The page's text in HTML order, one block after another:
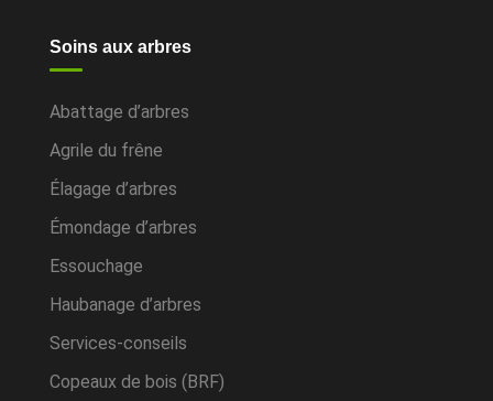
Soins aux arbres
Abattage d’arbres
Agrile du frêne
Élagage d’arbres
Émondage d’arbres
Essouchage
Haubanage d’arbres
Services-conseils
Copeaux de bois (BRF)